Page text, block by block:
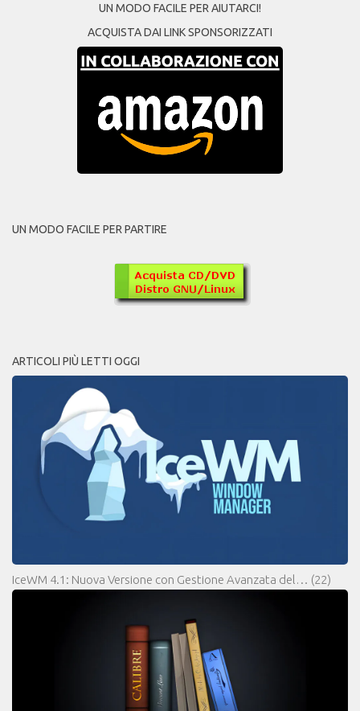
UN MODO FACILE PER AIUTARCI!
ACQUISTA DAI LINK SPONSORIZZATI
UN MODO FACILE PER PARTIRE
ARTICOLI PIÙ LETTI OGGI
IceWM 4.1: Nuova Versione con Gestione Avanzata del… (22)